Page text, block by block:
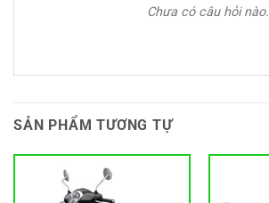
Chưa có câu hỏi nào.
SẢN PHẨM TƯƠNG TỰ